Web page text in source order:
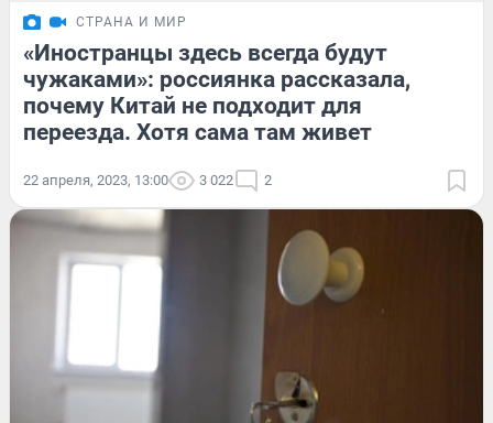
СТРАНА И МИР
«Иностранцы здесь всегда будут
чужаками»: россиянка рассказала,
почему Китай не подходит для
переезда. Хотя сама там живет
22 апреля, 2023, 13:00 3 022 2